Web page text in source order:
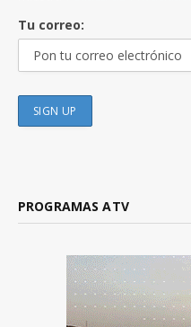
Tu correo:
PROGRAMAS ATV